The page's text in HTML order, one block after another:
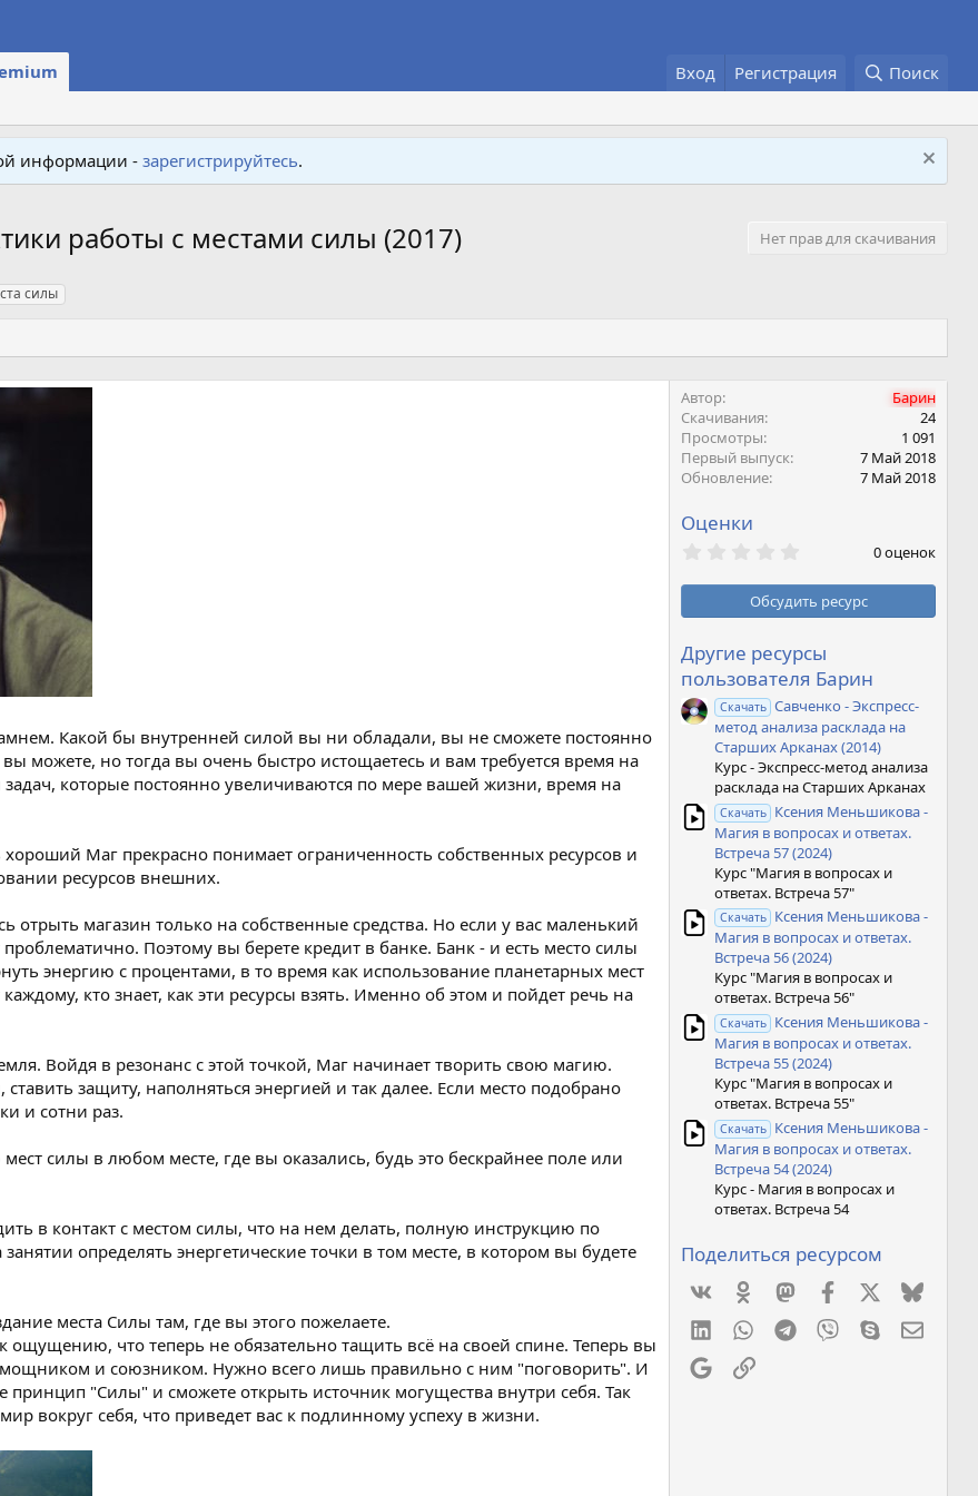
Вход Регистрация Поиск
информации - зарегистрируйтесь.
работы с местами силы (2017) Нет прав для скачивания
силы
Какой бы внутренней силой вы ни обладали, вы не сможете постоянно
можете, но тогда вы очень быстро истощаетесь и вам требуется время на
которые постоянно увеличиваются по мере вашей жизни, время на
Маг прекрасно понимает ограниченность собственных ресурсов и
ресурсов внешних.
отрыть магазин только на собственные средства. Но если у вас маленький
Поэтому вы берете кредит в банке. Банк - и есть место силы
энергию с процентами, в то время как использование планетарных мест
кто знает, как эти ресурсы взять. Именно об этом и пойдет речь на
Войдя в резонанс с этой точкой, Маг начинает творить свою магию.
защиту, наполняться энергией и так далее. Если место подобрано
и сотни раз.
силы в любом месте, где вы оказались, будь это бескрайнее поле или
в контакт с местом силы, что на нем делать, полную инструкцию по
определять энергетические точки в том месте, в котором вы будете
места Силы там, где вы этого пожелаете.
ощущению, что теперь не обязательно тащить всё на своей спине. Теперь вы
и союзником. Нужно всего лишь правильно с ним "поговорить". И
принцип "Силы" и сможете открыть источник могущества внутри себя. Так
вокруг себя, что приведет вас к подлинному успеху в жизни.
Автор
Барин
Скачивания
24
Просмотры
1 091
Первый выпуск
7 Май 2018
Обновление
7 Май 2018
Оценки
0
0
з
ё
з
д
0 оценок
Обсудить ресурс
Другие ресурсы
пользователя Барин
Скачать Савченко - Экспресс-
метод анализа расклада на
Старших Арканах (2014)
Курс - Экспресс-метод анализа
расклада на Старших Арканах
Скачать Ксения Меньшикова -
Магия в вопросах и ответах.
Встреча 57 (2024)
Курс "Магия в вопросах и
ответах. Встреча 57"
Скачать Ксения Меньшикова -
Магия в вопросах и ответах.
Встреча 56 (2024)
Курс "Магия в вопросах и
ответах. Встреча 56"
Скачать Ксения Меньшикова -
Магия в вопросах и ответах.
Встреча 55 (2024)
Курс "Магия в вопросах и
ответах. Встреча 55"
Скачать Ксения Меньшикова -
Магия в вопросах и ответах.
Встреча 54 (2024)
Курс - Магия в вопросах и
ответах. Встреча 54
Поделиться ресурсом
VkontakteOdnoklassniki
MastodonFacebook
LinkedInWhatsAppTelegram
Viber Skype
GoogleСсылка